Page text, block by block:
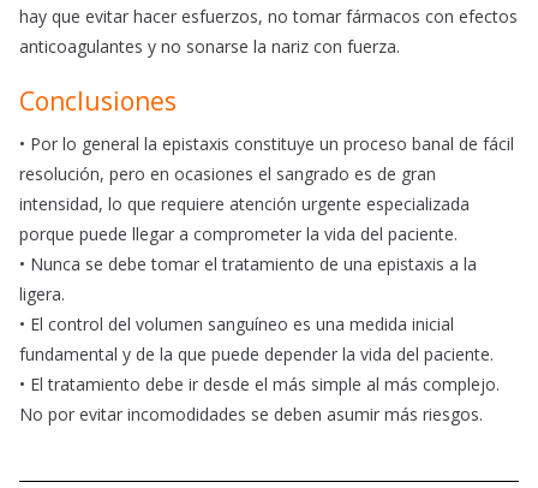
hay que evitar hacer esfuerzos, no tomar fármacos con efectos
anticoagulantes y no sonarse la nariz con fuerza.
Conclusiones
• Por lo general la epistaxis constituye un proceso banal de fácil
resolución, pero en ocasiones el sangrado es de gran
intensidad, lo que requiere atención urgente especializada
porque puede llegar a comprometer la vida del paciente.
• Nunca se debe tomar el tratamiento de una epistaxis a la
ligera.
• El control del volumen sanguíneo es una medida inicial
fundamental y de la que puede depender la vida del paciente.
• El tratamiento debe ir desde el más simple al más complejo.
No por evitar incomodidades se deben asumir más riesgos.